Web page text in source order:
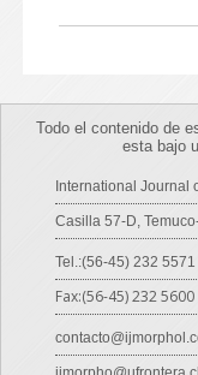
Todo el contenido de
esta bajo
International Journal
Casilla 57-D,
Tel.:(56-45) 232 5571
Fax:(56-45) 232 5600